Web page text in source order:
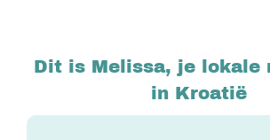
Dit is Melissa, je lokale
in Kroatië